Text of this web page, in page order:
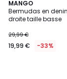
MANGO
Bermudas en
droite taille basse
29,99 €
19,99 € -33%